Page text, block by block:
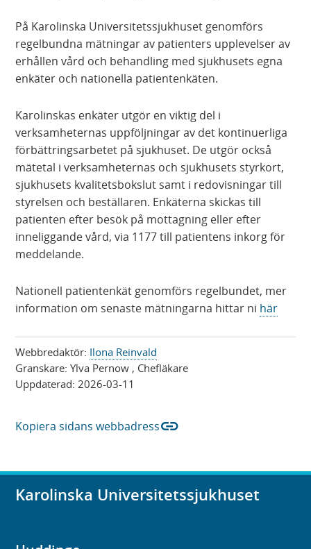
På Karolinska Universitetssjukhuset genomförs
regelbundna mätningar av patienters upplevelser av
erhållen vård och behandling med sjukhusets egna
enkäter och nationella patientenkäten.
Karolinskas enkäter utgör en viktig del i
verksamheternas uppföljningar av det kontinuerliga
förbättringsarbetet på sjukhuset. De utgör också
mätetal i verksamheternas och sjukhusets styrkort,
sjukhusets kvalitetsbokslut samt i redovisningar till
styrelsen och beställaren. Enkäterna skickas till
patienten efter besök på mottagning eller efter
inneliggande vård, via 1177 till patientens inkorg för
meddelande.
Nationell patientenkät genomförs regelbundet, mer
information om senaste mätningarna hittar ni här
Webbredaktör: Ilona Reinvald
Granskare:Ylva Pernow , Chefläkare
Uppdaterad: 2026-03-11
Kopiera sidans webbadresslink
Karolinska Universitetssjukhuset